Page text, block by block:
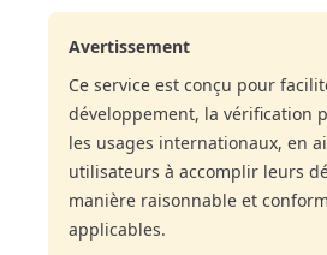
Avertissement
Ce service est conçu pour
développement, la vérification
les usages internationaux, en
utilisateurs à accomplir leurs
manière raisonnable et
applicables.